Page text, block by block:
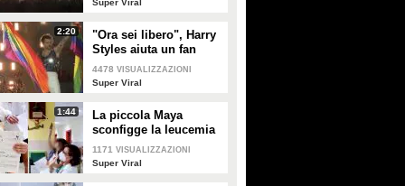
Super Viral
2:20
"Ora sei libero", Harry
Styles aiuta un fan
italiano a fare coming
out durante il suo
4478 VISUALIZZAZIONI
Super Viral
1:44
La piccola Maya
sconfigge la leucemia
e suona la campanella:
torna a casa dopo due
1171 VISUALIZZAZIONI
Super Viral